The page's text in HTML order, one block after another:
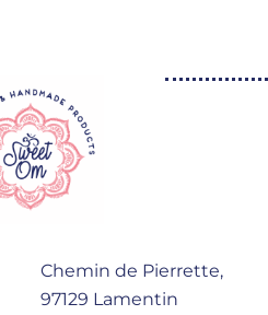
Chemin de Pierrette,
97129 Lamentin